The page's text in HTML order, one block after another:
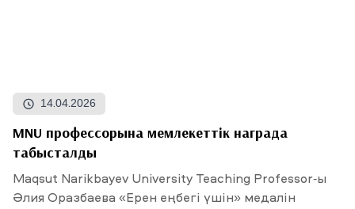
14.04.2026
MNU профессорына мемлекеттік награда
табысталды
Maqsut Narikbayev University Teaching Professor-ы
Әлия Оразбаева «Ерен еңбегі үшін» медалін